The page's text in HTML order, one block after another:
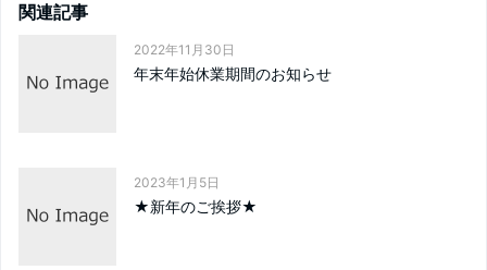
関連記事
2022年11月30日
年末年始休業期間のお知らせ
2023年1月5日
★新年のご挨拶★